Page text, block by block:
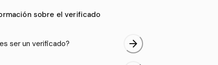
sobre el verificado
ser un verificado? arrow_forward